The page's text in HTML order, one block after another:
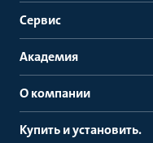
Сервис
Академия
О компании
Купить и установить.